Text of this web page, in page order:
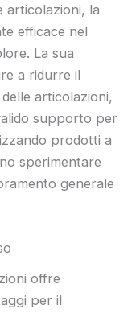
articolazioni, la
efficace nel
La sua
a ridurre il
articolazioni,
supporto per
prodotti a
sperimentare
generale
offre
per il